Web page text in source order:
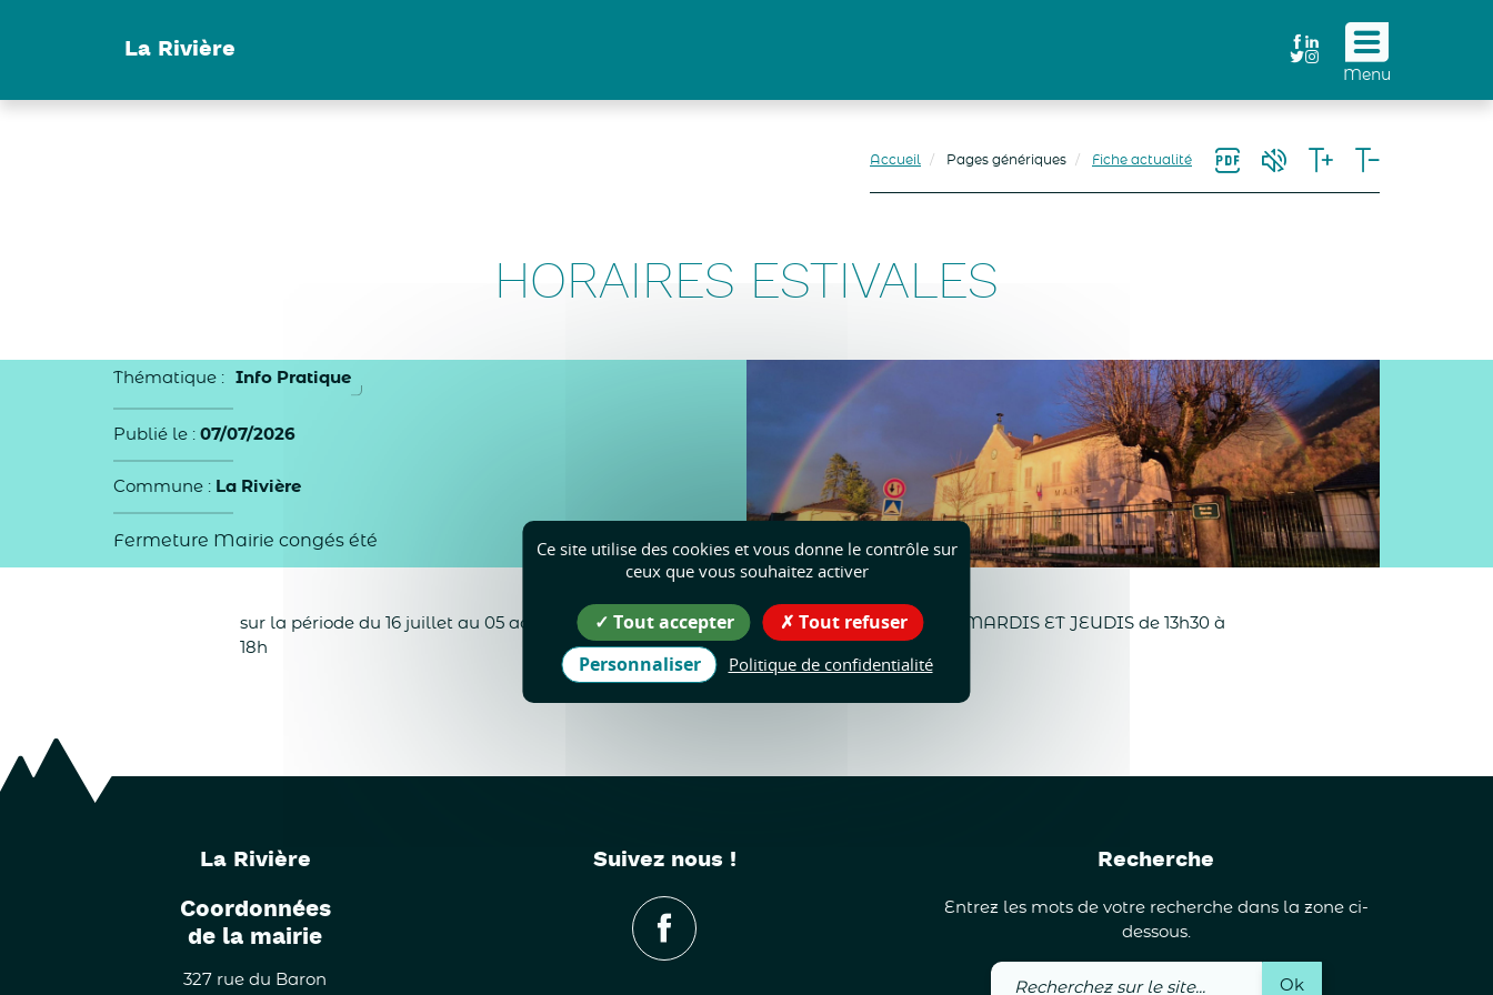
La Rivière
Suivez
!
Menu
Accueil Pages génériques Fiche actualité
HORAIRES ESTIVALES
Thématique : Info Pratique
Publié le : 07/07/2026
Commune : La Rivière
Fermeture Mairie congés été
sur la période du 16 juillet au 05 août, le secrétariat mairie sera ouvert uniquement les MARDIS ET JEUDIS de 13h30 à
18h
La Rivière
Coordonnées
de la mairie
327 rue du Baron
Suivez nous ! Recherche
Entrez les mots de votre recherche dans la zone ci-
dessous.
Recherchez
Ok
Ce site utilise des cookies et vous donne le contrôle sur
ceux que vous souhaitez activer
Tout accepter
Tout refuser
Personnaliser
Politique de confidentialité